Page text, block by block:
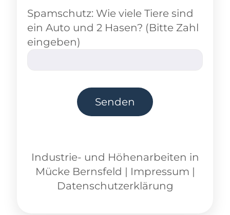
Spamschutz: Wie viele Tiere sind
ein Auto und 2 Hasen? (Bitte Zahl
eingeben)
Industrie- und Höhenarbeiten in
Mücke Bernsfeld | Impressum |
Datenschutzerklärung